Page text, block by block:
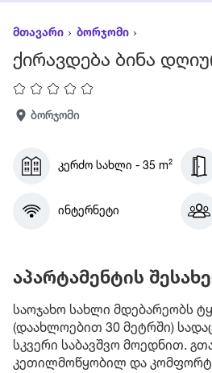
მთავარი ბორჯომი
ქირავდება ბინა
ბორჯომი
კერძო სახლი - 35 m²
ინტერნეტი
აპარტამენტის
საოჯახო სახლი მდებარეობს
(დაახლოებით 30 მეტრში)
სკვერი საბავშვო მოედნით.
კეთილმოწყობილ და